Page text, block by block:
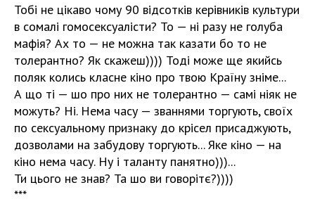
Тобі не цікаво чому 90 відсотків керівників культури
в сомалі гомосексуалісти? То — ні разу не голуба
мафія? Ах то — не можна так казати бо то не
толерантно? Як скажеш)))) Тоді може ще якийсь
поляк колись класне кіно про твою Країну зніме...
А що ті — шо про них не толерантно — самі ніяк не
можуть? Ні. Нема часу — званнями торгують, своїх
по сексуальному признаку до крісел присаджують,
дозволами на забудову торгують... Яке кіно — на
кіно нема часу. Ну і таланту панятно)))...
Ти цього не знав? Та шо ви говорітє?))))
***